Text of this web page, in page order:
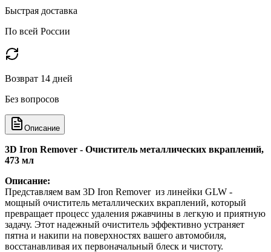
Быстрая доставка
По всей России
Возврат 14 дней
Без вопросов
Описание
3D Iron Remover - Очиститель металлических вкраплений,
473 мл
Описание:
Представляем вам 3D Iron Remover из линейки GLW -
мощный очиститель металлических вкраплений, который
превращает процесс удаления ржавчины в легкую и приятную
задачу. Этот надежный очиститель эффективно устраняет
пятна и накипи на поверхностях вашего автомобиля,
восстанавливая их первоначальный блеск и чистоту.